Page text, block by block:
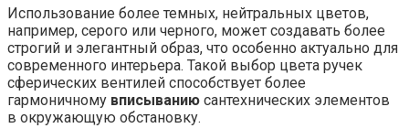
Использование более темных, нейтральных цветов,
например, серого или черного, может создавать более
строгий и элегантный образ, что особенно актуально для
современного интерьера. Такой выбор цвета ручек
сферических вентилей способствует более
гармоничному вписыванию сантехнических элементов
в окружающую обстановку.